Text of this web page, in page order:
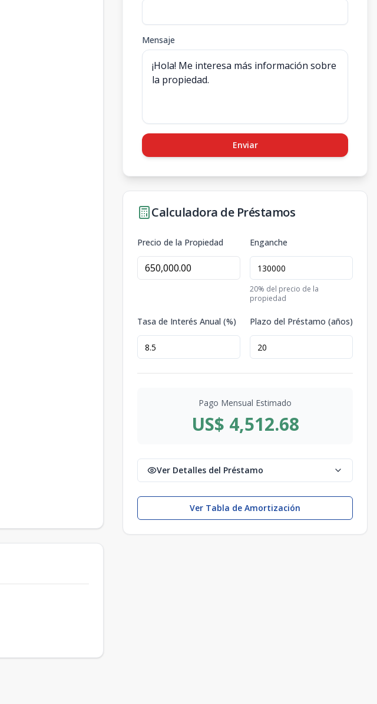
Mensaje
Enviar
Calculadora de Préstamos
Precio de la Propiedad Enganche
20% del precio de la
propiedad
Tasa de Interés Anual (%) Plazo del Préstamo (años)
Pago Mensual Estimado
US$ 4,512.68
Ver Detalles del Préstamo
Ver Tabla de Amortización